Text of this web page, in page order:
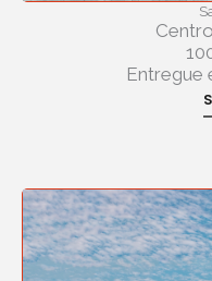
Entregue